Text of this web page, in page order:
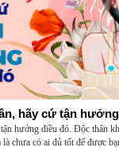
hưởng điều đó. Độc thân
chưa có ai đủ tốt để được